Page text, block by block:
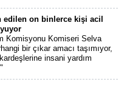
edilen on binlerce kişi acil
Komisyonu Komiseri Selva
bir çıkar amacı taşımıyor,
insani yardım